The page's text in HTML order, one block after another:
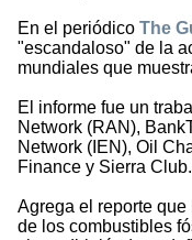
En el periódico The
"escandaloso" de la
mundiales que
El informe fue un
Network (RAN),
Network (IEN), Oil
Finance y Sierra Club.
Agrega el reporte
de los combustibles